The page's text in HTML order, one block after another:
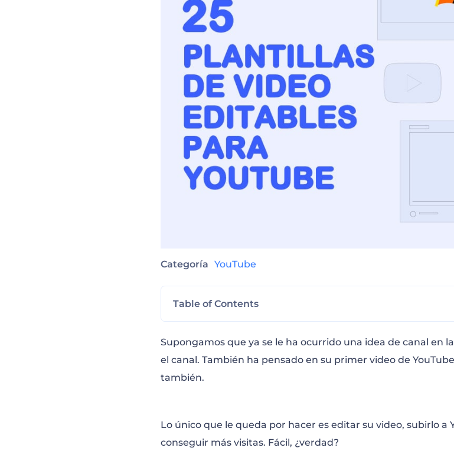
Categoría YouTube
Table of Contents
Intro de YouTube Creativa
Kit de Herramientas para Videos de YouTube
Breve Intro de YouTube
Supongamos que ya se le ha ocurrido una idea de canal en
el canal. También ha pensado en su primer video de
también.
Lo único que le queda por hacer es editar su video, subirlo a
conseguir más visitas. Fácil, ¿verdad?